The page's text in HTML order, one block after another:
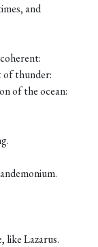
and
of thunder:
of the ocean:
like Lazarus.